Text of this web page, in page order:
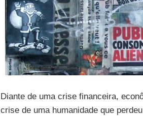
Diante de uma crise financeira,
crise de uma humanidade que